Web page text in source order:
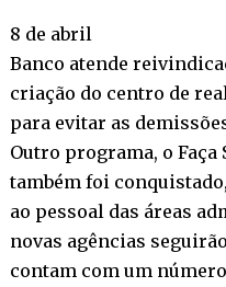
8 de abril
Banco atende
criação do centro de
para evitar as
Outro programa, o Faça
também foi
ao pessoal das áreas
novas agências
contam com um